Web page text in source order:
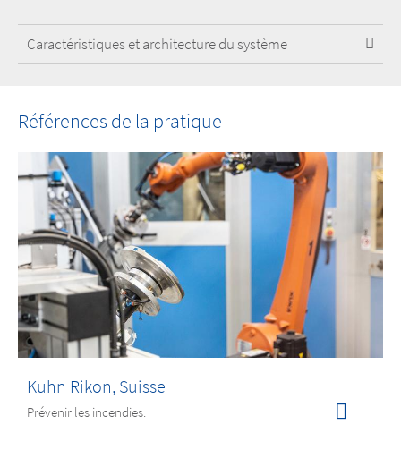
Caractéristiques et architecture du système
Références de la pratique
Kuhn Rikon, Suisse
Prévenir les incendies.